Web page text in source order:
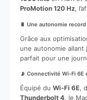
ProMotion 120 Hz,
🔋 Une autonomie
Grâce aux
une autonomie allant
parfait pour une
📡 Connectivité Wi-Fi 6E
Équipé du Wi-Fi 6E,
Thunderbolt 4, le